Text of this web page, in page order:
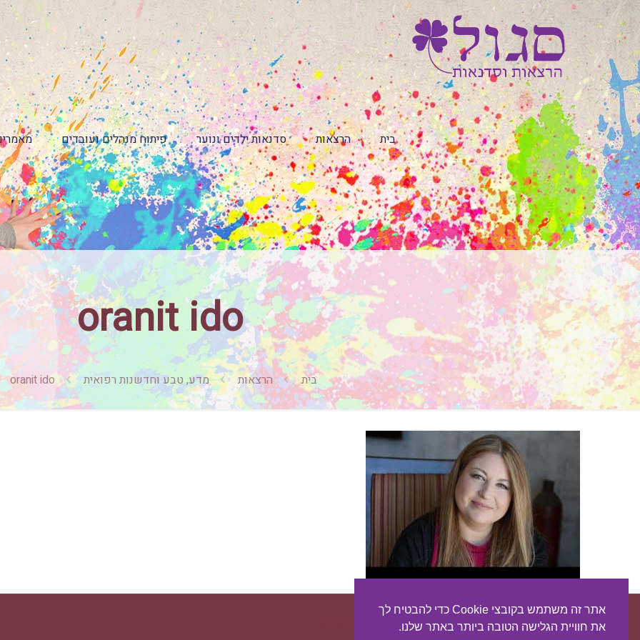
בית הרצאות סדנאות ילדים ונוער פיתוח מנהלים ועובדים
oranit ido
בית הרצאות מדע, טבע וחדשנות רפואית oranit ido
עיצוב ובניית האתר:מאסטר סייט - יצירת נוכחות באינטרנט
אתר זה משתמש בקובצי Cookie כדי להבטיח לך
את חוויית הגלישה הטובה ביותר באתר שלנו.